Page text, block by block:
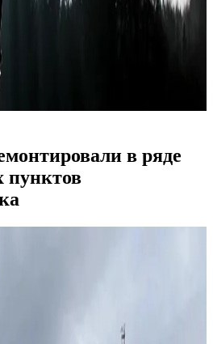
в ряде
пунктов